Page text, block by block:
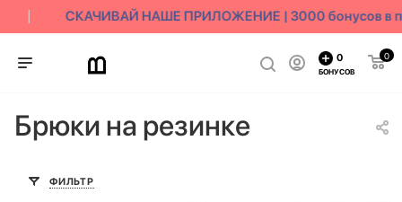
СКАЧИВАЙ НАШЕ ПРИЛОЖЕНИЕ | 3000 бонусов в
0
0
БОНУСОВ
Брюки на резинке
ФИЛЬТР